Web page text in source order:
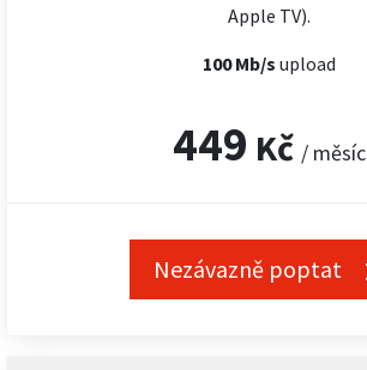
Apple TV).
100 Mb/s upload
449 Kč / měsíc
Nezávazně poptat